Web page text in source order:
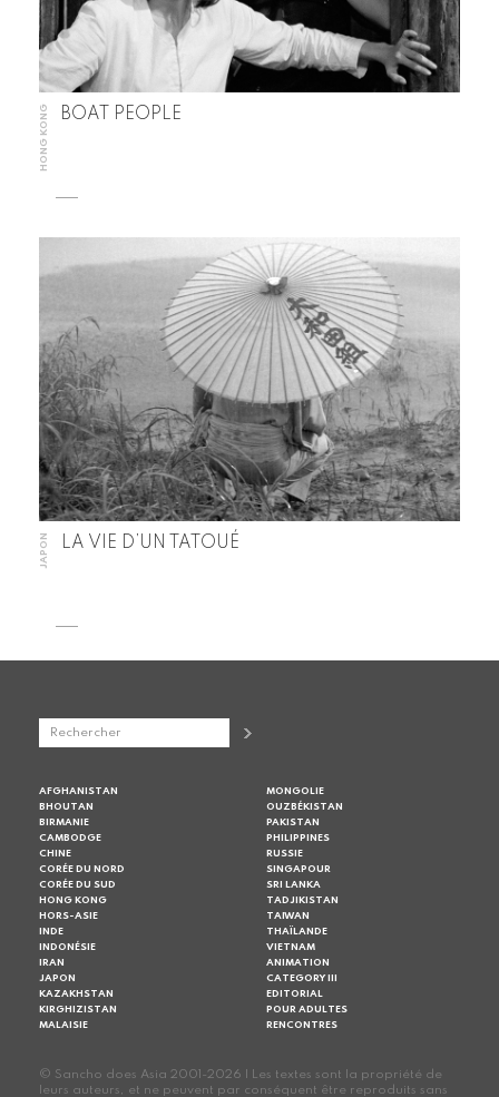
HONG KONG BOAT PEOPLE
JAPON LA VIE D’UN TATOUÉ
AFGHANISTAN
BHOUTAN
BIRMANIE
CAMBODGE
CHINE
CORÉE DU NORD
CORÉE DU SUD
HONG KONG
HORS-ASIE
INDE
INDONÉSIE
IRAN
JAPON
KAZAKHSTAN
KIRGHIZISTAN
MALAISIE
MONGOLIE
OUZBÉKISTAN
PAKISTAN
PHILIPPINES
RUSSIE
SINGAPOUR
SRI LANKA
TADJIKISTAN
TAIWAN
THAÏLANDE
VIETNAM
ANIMATION
CATEGORY III
EDITORIAL
POUR ADULTES
RENCONTRES
© Sancho does Asia 2001-2026 | Les textes sont la propriété de
leurs auteurs, et ne peuvent par conséquent être reproduits sans